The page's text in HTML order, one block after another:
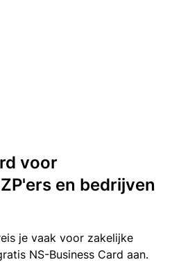
voor
en bedrijven
je vaak voor zakelijke
NS-Business Card aan.